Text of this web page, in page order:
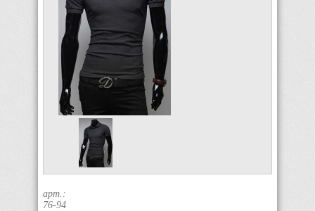
арт.:
76-94